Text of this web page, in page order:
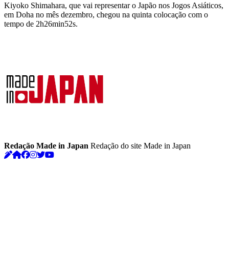
Kiyoko Shimahara, que vai representar o Japão nos Jogos Asiáticos,
em Doha no mês dezembro, chegou na quinta colocação com o
tempo de 2h26min52s.
Redação Made in Japan Redação do site Made in Japan